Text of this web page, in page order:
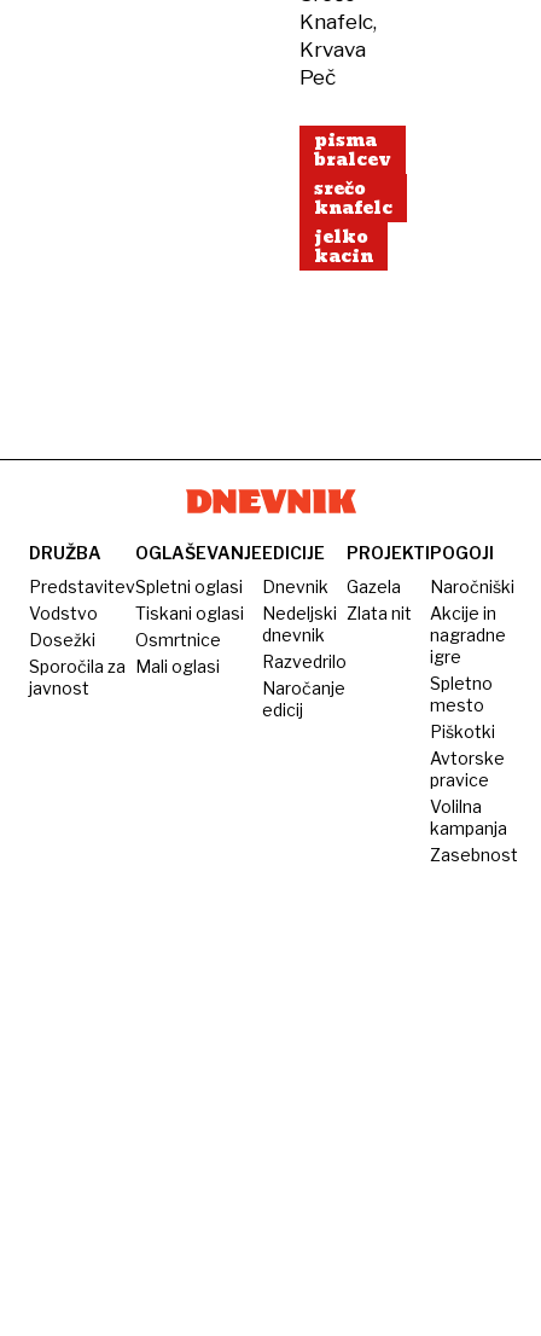
Knafelc,
Krvava
Peč
pisma
bralcev
srečo
knafelc
jelko
kacin
DRUŽBA
Predstavitev
Vodstvo
Dosežki
Sporočila za
javnost
OGLAŠEVANJE
Spletni oglasi
Tiskani oglasi
Osmrtnice
Mali oglasi
EDICIJE
Dnevnik
Nedeljski
dnevnik
Razvedrilo
Naročanje
edicij
PROJEKTI
Gazela
Zlata nit
POGOJI
Naročniški
Akcije in
nagradne
igre
Spletno
mesto
Piškotki
Avtorske
pravice
Volilna
kampanja
Zasebnost